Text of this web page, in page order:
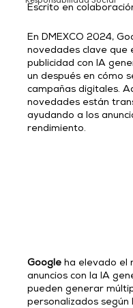
Escrito en
En DMEXCO 2024,
novedades clave que
publicidad con IA
un después en cómo
campañas digitales.
novedades están
ayudando a los
rendimiento.
Google ha elevado el
anuncios con la IA
pueden generar
personalizados según